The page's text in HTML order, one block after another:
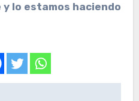
lo estamos haciendo